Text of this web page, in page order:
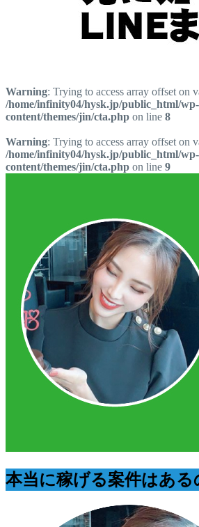
Warning: Trying to access array offset on
/home/infinity04/hysk.jp/public_html/wp-
content/themes/jin/cta.php on line 8
Warning: Trying to access array offset on
/home/infinity04/hysk.jp/public_html/wp-
content/themes/jin/cta.php on line 9
本当に稼げる案件はある